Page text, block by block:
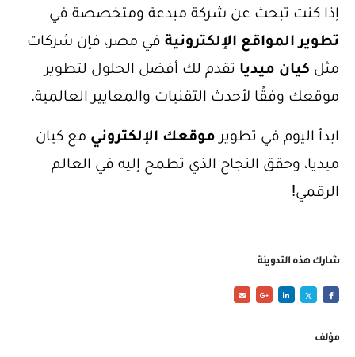
إذا كنت تبحث عن شركة مبدعة ومتخصصة في
تطوير المواقع الإلكترونية في مصر، فإن شركات
مثل كيان ميديا تقدم لك أفضل الحلول لتطوير
موقعك وفقًا لأحدث التقنيات والمعايير العالمية.
ابدأ اليوم في تطوير موقعك الإلكتروني مع كيان
ميديا، وحقق النجاح الذي تطمح إليه في العالم
الرقمي!
شارك هذه التدوينة
مؤلف